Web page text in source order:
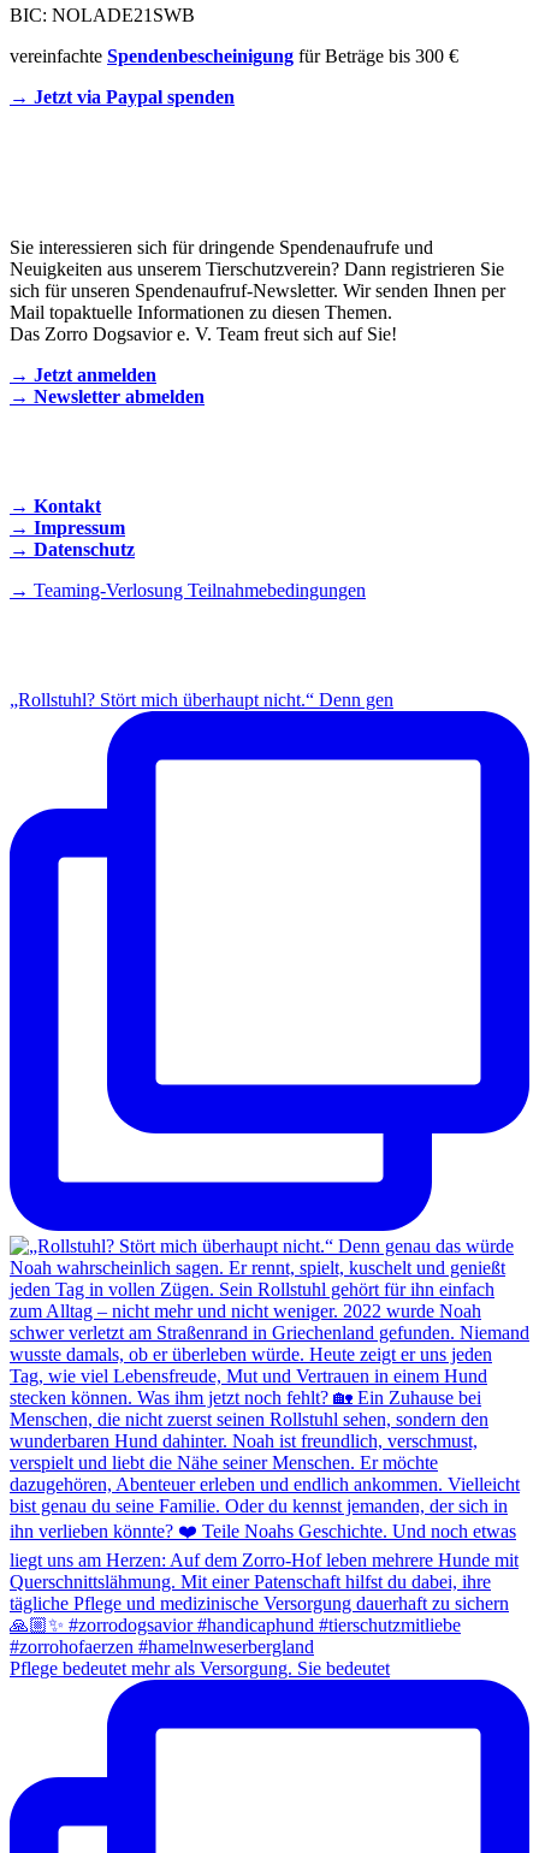
BIC: NOLADE21SWB
vereinfachte Spendenbescheinigung für Beträge bis 300 €
→ Jetzt via Paypal spenden
Sie interessieren sich für dringende Spendenaufrufe und
Neuigkeiten aus unserem Tierschutzverein? Dann registrieren Sie
sich für unseren Spendenaufruf-Newsletter. Wir senden Ihnen per
Mail topaktuelle Informationen zu diesen Themen.
Das Zorro Dogsavior e. V. Team freut sich auf Sie!
→ Jetzt anmelden
→ Newsletter abmelden
→ Kontakt
→ Impressum
→ Datenschutz
→ Teaming-Verlosung Teilnahmebedingungen
„Rollstuhl? Stört mich überhaupt nicht.“ Denn gen
Pflege bedeutet mehr als Versorgung. Sie bedeutet